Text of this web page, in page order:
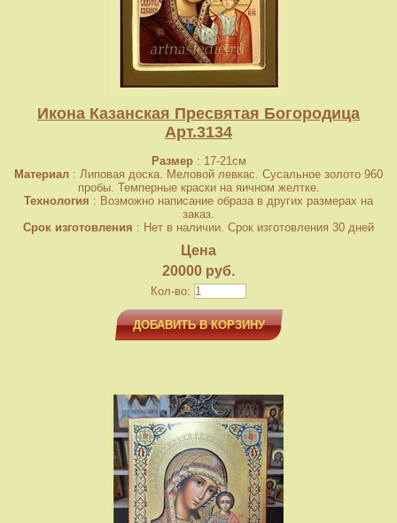
Икона Казанская Пресвятая Богородица
Арт.3134
Размер: 17-21см
Материал : Липовая доска. Меловой левкас. Сусальное золото 960
пробы. Темперные краски на яичном желтке.
Технология : Возможно написание образа в других размерах на
заказ.
Срок изготовления : Нет в наличии. Срок изготовления 30 дней
Цена
20000 руб.
Кол-во:
ДОБАВИТЬ В КОРЗИНУ